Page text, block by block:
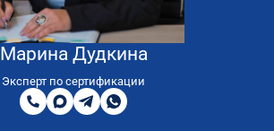
Марина Дудкина
Эксперт по сертификации
8
800
200
51
MAXTelegram
WhatsApp